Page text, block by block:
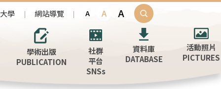
學 網站導覽 A A A
學術出版
PUBLICATION
社群
平台
SNSs
資料庫
DATABASE
活動照片
PICTURES